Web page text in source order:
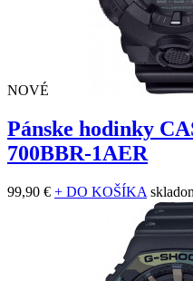
NOVÉ
Pánske hodinky
700BBR-1AER
99,90 € + DO KOŠÍKA